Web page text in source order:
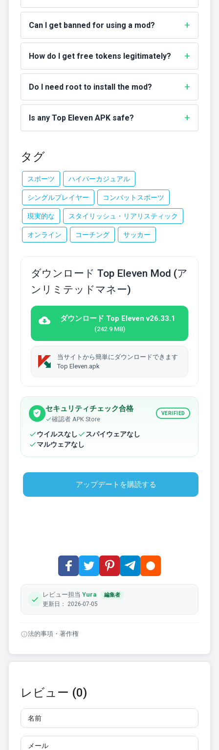
Can I get banned for using a mod?
How do I get free tokens legitimately?
Do I need root to install the mod?
Is any Top Eleven APK safe?
タグ
スポーツ ハイパーカジュアル
シングルプレイヤー コンバットスポーツ
現実的な スタイリッシュ・リアリスティック
オンライン コーチング サッカー
ダウンロード Top Eleven Mod (ア
ンリミテッドマネー)
ダウンロード Top Eleven v26.33.1
(242.9 MB)
当サイトから簡単にダウンロードできます
Top Eleven.apk
セキュリティチェック合格
確認者 APK Store
VERIFIED
ウイルスなし
スパイウェアなし
マルウェアなし
アップデートを購読する
レビュー担当 Yura 編集者
更新日： 2026-07-05
法的事項・著作権
レビュー (0)
名前
メール
レビュー
10文字以上で入力してください。リンクは使用できませ